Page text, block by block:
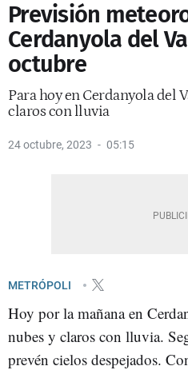
Previsión
Cerdanyola del
octubre
Para hoy en Cerdanyola del
claros con lluvia
24 octubre, 2023 05:15
METRÓPOLI
Hoy por la mañana en
nubes y claros con lluvia.
prevén cielos despejados.